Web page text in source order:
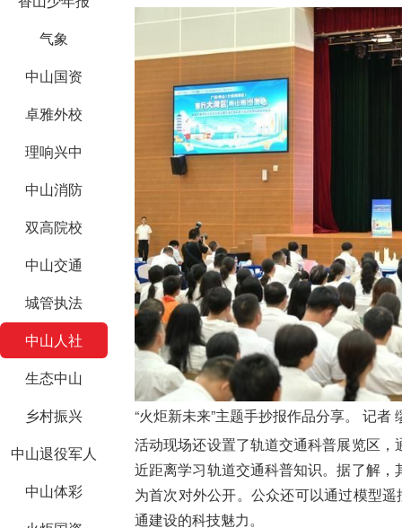
气象
中山国资
卓雅外校
理响兴中
中山消防
双高院校
中山交通
城管执法
中山人社
生态中山
乡村振兴
中山退役军人
中山体彩
“火炬新未来”主题手抄报作品分享。 记者
活动现场还设置了轨道交通科普展览区
近距离学习轨道交通科普知识。据了解
为首次对外公开。公众还可以通过模型
通建设的科技魅力。